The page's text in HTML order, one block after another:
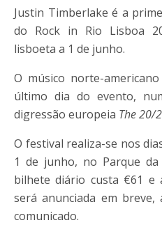
Justin Timberlake é a
do Rock in Rio Lisboa
lisboeta a 1 de junho.
O músico norte-
último dia do evento,
digressão europeia The 20/
O festival realiza-se nos
1 de junho, no Parque
bilhete diário custa €61 e
será anunciada em breve,
comunicado.